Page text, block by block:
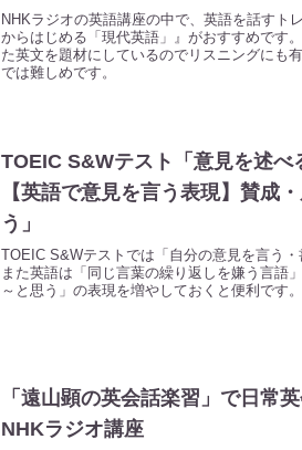
NHKラジオの英語講座の中で、英語を話すト
からはじめる「現代英語」』がおすすめです
た英文を題材にしているのでリスニングにも
では難しめです。
TOEIC S&Wテスト「意見を述べ
【英語で意見を言う表現】賛成
う」
TOEIC S&Wテストでは「自分の意見を言う・
また英語は「同じ言葉の繰り返しを嫌う言語
～と思う」の表現を増やしておくと便利です。
「遠山顕の英会話楽習」で日常
NHKラジオ講座